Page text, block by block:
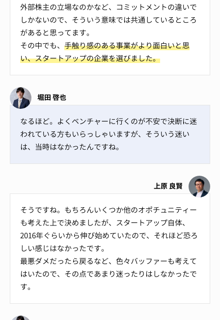
外部株主の立場なのかなど、コミットメントの違いで
しかないので、そういう意味では共通しているところ
があると思ってます。
その中でも、 手触り感のある事業がより面白いと思
い、スタートアップの企業を選びました。
堀田 啓也
なるほど。よくベンチャーに行くのが不安で決断に迷
われている方もいらっしゃいますが、そういう迷い
は、当時はなかったんですね。
上原 良賢
そうですね。もちろんいくつか他のオポチュニティー
も考えた上で決めましたが、スタートアップ自体、
2016年ぐらいから伸び始めていたので、それほど恐ろ
しい感じはなかったです。
最悪ダメだったら戻るなど、色々バッファーも考えて
はいたので、その点であまり迷ったりはしなかったで
す。